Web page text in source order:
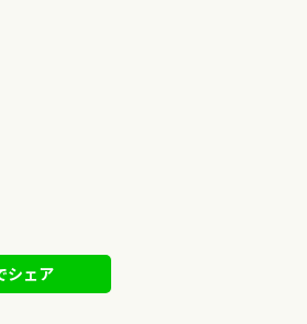
シェア